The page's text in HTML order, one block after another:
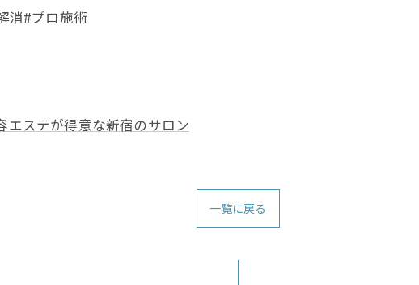
消#プロ施術
エステが得意な新宿のサロン
一覧に戻る